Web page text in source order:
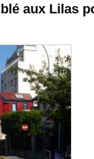
aux Lilas